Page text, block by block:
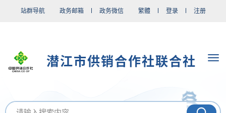
站群导航 政务邮箱 政务微信 繁體 登录 注册
潜江市供销合作社联合社